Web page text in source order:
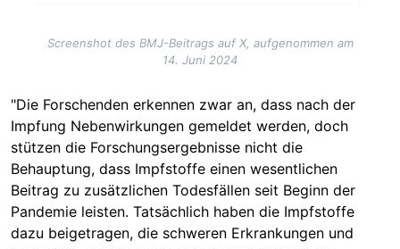
Screenshot des BMJ-Beitrags auf X, aufgenommen am
14. Juni 2024
"Die Forschenden erkennen zwar an, dass nach der
Impfung Nebenwirkungen gemeldet werden, doch
stützen die Forschungsergebnisse nicht die
Behauptung, dass Impfstoffe einen wesentlichen
Beitrag zu zusätzlichen Todesfällen seit Beginn der
Pandemie leisten. Tatsächlich haben die Impfstoffe
dazu beigetragen, die schweren Erkrankungen und